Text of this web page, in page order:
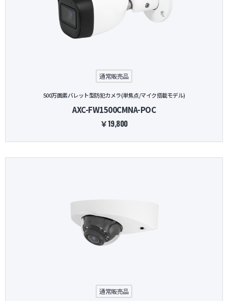
通常販売品
500万画素バレット型防犯カメラ(単焦点/マイク搭載モデル)
AXC-FW1500CMNA-POC
￥19,800
通常販売品